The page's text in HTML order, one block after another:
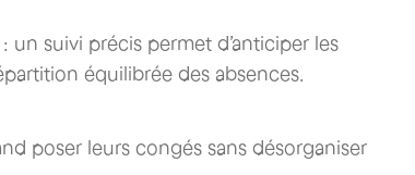
: un suivi précis permet d’anticiper les
équilibrée des absences.
poser leurs congés sans désorganiser